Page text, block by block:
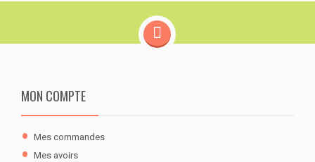
MON COMPTE
Mes commandes
Mes avoirs